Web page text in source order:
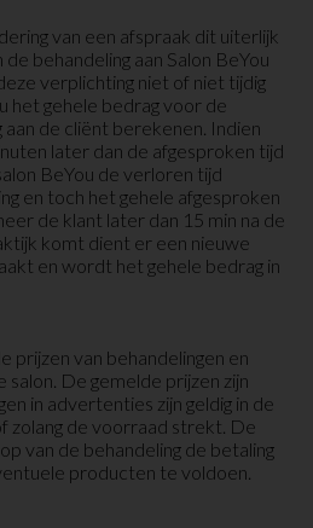
van een afspraak dit uiterlijk
behandeling aan Salon BeYou
verplichting niet of niet tijdig
het gehele bedrag voor de
de cliënt berekenen. Indien
later dan de afgesproken tijd
BeYou de verloren tijd
en toch het gehele afgesproken
de klant later dan 15 min na de
komt dient er een nieuwe
en wordt het gehele bedrag in
prijzen van behandelingen en
De gemelde prijzen zijn
in advertenties zijn geldig in de
zolang de voorraad strekt. De
van de behandeling de betaling
producten te voldoen.